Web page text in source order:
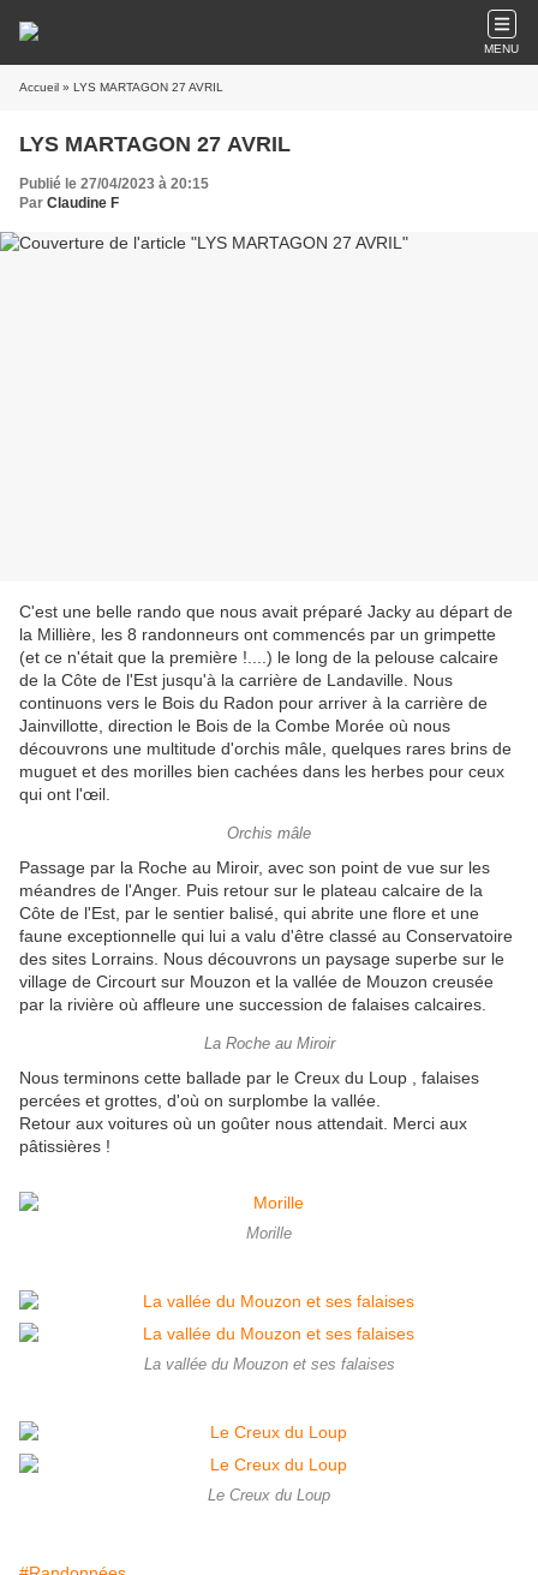
MENU
Accueil » LYS MARTAGON 27 AVRIL
LYS MARTAGON 27 AVRIL
Publié le 27/04/2023 à 20:15
Par Claudine F
C'est une belle rando que nous avait préparé Jacky au départ de
la Millière, les 8 randonneurs ont commencés par un grimpette
(et ce n'était que la première !....) le long de la pelouse calcaire
de la Côte de l'Est jusqu'à la carrière de Landaville. Nous
continuons vers le Bois du Radon pour arriver à la carrière de
Jainvillotte, direction le Bois de la Combe Morée où nous
découvrons une multitude d'orchis mâle, quelques rares brins de
muguet et des morilles bien cachées dans les herbes pour ceux
qui ont l'œil.
Orchis mâle
Passage par la Roche au Miroir, avec son point de vue sur les
méandres de l'Anger. Puis retour sur le plateau calcaire de la
Côte de l'Est, par le sentier balisé, qui abrite une flore et une
faune exceptionnelle qui lui a valu d'être classé au Conservatoire
des sites Lorrains. Nous découvrons un paysage superbe sur le
village de Circourt sur Mouzon et la vallée de Mouzon creusée
par la rivière où affleure une succession de falaises calcaires.
La Roche au Miroir
Nous terminons cette ballade par le Creux du Loup , falaises
percées et grottes, d'où on surplombe la vallée.
Retour aux voitures où un goûter nous attendait. Merci aux
pâtissières !
Morille
La vallée du Mouzon et ses falaises
Le Creux du Loup